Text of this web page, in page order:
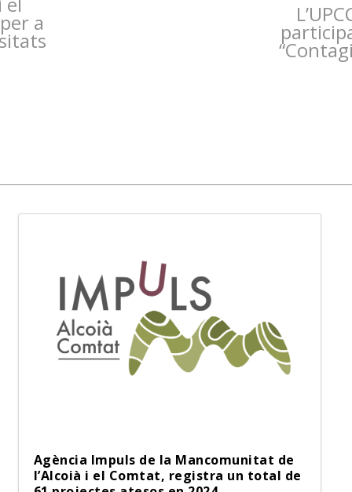
a
Agència Impuls de la Mancomunitat de
l’Alcoià i el Comtat, registra un total de